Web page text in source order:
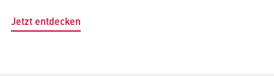
Jetzt entdecken